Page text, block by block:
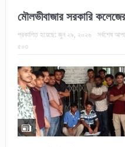
মৌলভীবাজার সরকারি
প্রকাশিত হয়েছে: জুন ২৯, ২০২৬ সর্বশেষ
৫০৩